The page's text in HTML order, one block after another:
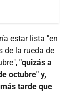
estar lista "en
de la rueda de
"quizás a
octubre" y,
tarde que